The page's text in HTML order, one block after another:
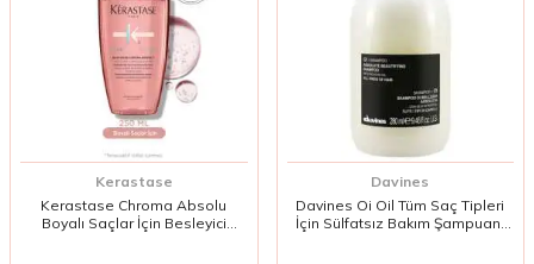
Kerastase
Kerastase Chroma Absolu
Boyalı Saçlar İçin Besleyici
Davines
Davines Oi Oil Tüm Saç Tipleri
İçin Sülfatsız Bakım Şampuanı